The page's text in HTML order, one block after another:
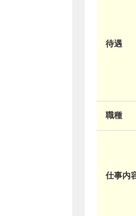
待遇
職種
仕事内